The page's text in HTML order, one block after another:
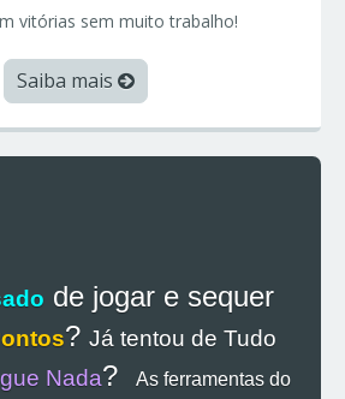
vitórias sem muito trabalho!
Saiba mais
de jogar e sequer
? Já tentou de Tudo
Nada?
As ferramentas do